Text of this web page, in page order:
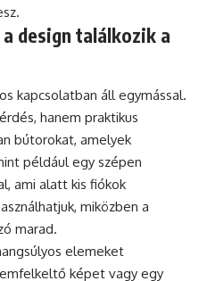
design találkozik a
kapcsolatban áll egymással.
hanem praktikus
bútorokat, amelyek
például egy szépen
ami alatt kis fiókok
miközben a
marad.
elemeket
képet vagy egy